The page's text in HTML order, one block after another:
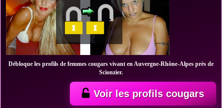
Débloque les profils de femmes cougars vivant en Auvergne-Rhône-Alpes près de
Scionzier.
Voir les profils cougars